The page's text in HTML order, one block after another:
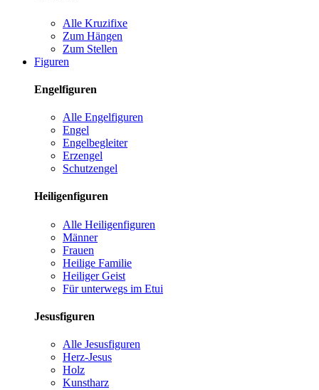
Alle Kruzifixe
Zum Hängen
Zum Stellen
Figuren
Engelfiguren
Alle Engelfiguren
Engel
Engelbegleiter
Erzengel
Schutzengel
Heiligenfiguren
Alle Heiligenfiguren
Männer
Frauen
Heilige Familie
Heiliger Geist
Für unterwegs im Etui
Jesusfiguren
Alle Jesusfiguren
Herz-Jesus
Holz
Kunstharz